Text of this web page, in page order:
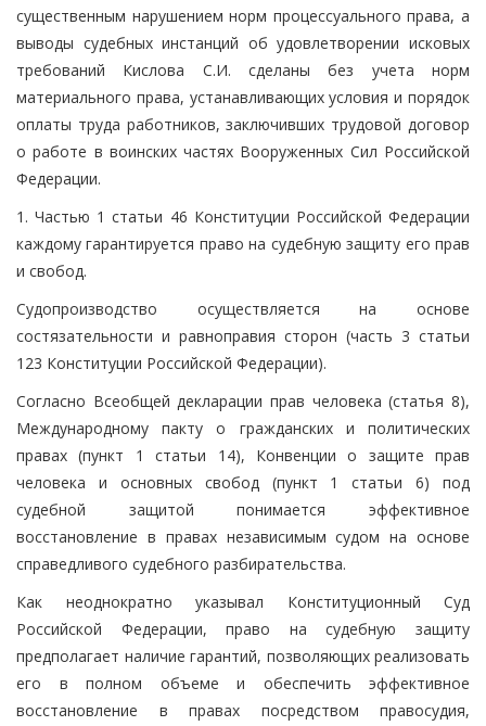
существенным нарушением норм процессуального права, а
выводы судебных инстанций об удовлетворении исковых
требований Кислова С.И. сделаны без учета норм
материального права, устанавливающих условия и порядок
оплаты труда работников, заключивших трудовой договор
о работе в воинских частях Вооруженных Сил Российской
Федерации.
1. Частью 1 статьи 46 Конституции Российской Федерации
каждому гарантируется право на судебную защиту его прав
и свобод.
Судопроизводство осуществляется на основе
состязательности и равноправия сторон (часть 3 статьи
123 Конституции Российской Федерации).
Согласно Всеобщей декларации прав человека (статья 8),
Международному пакту о гражданских и политических
правах (пункт 1 статьи 14), Конвенции о защите прав
человека и основных свобод (пункт 1 статьи 6) под
судебной защитой понимается эффективное
восстановление в правах независимым судом на основе
справедливого судебного разбирательства.
Как неоднократно указывал Конституционный Суд
Российской Федерации, право на судебную защиту
предполагает наличие гарантий, позволяющих реализовать
его в полном объеме и обеспечить эффективное
восстановление в правах посредством правосудия,